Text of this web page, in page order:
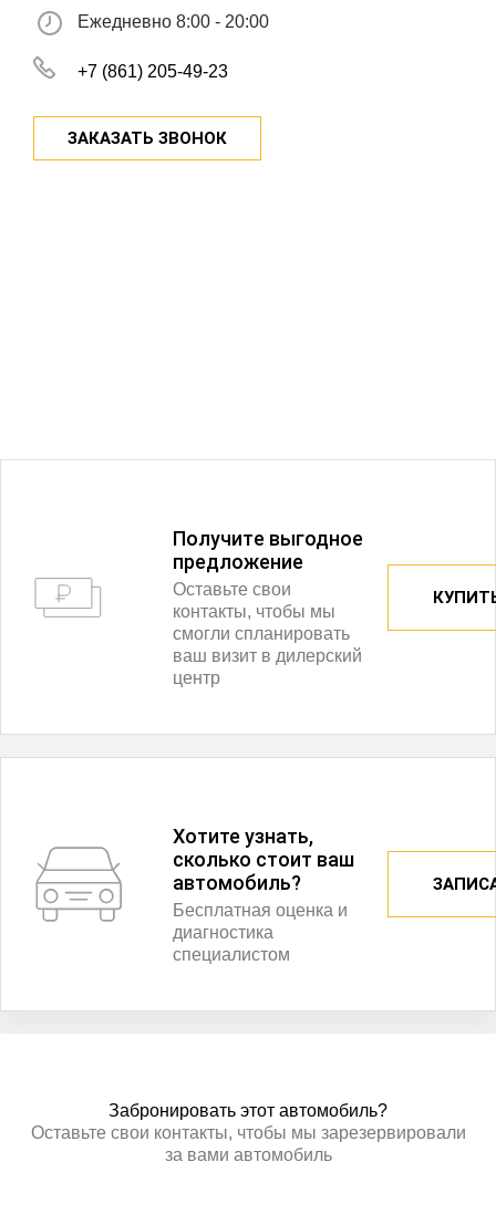
Ежедневно 8:00 - 20:00
+7 (861) 205-49-23
ЗАКАЗАТЬ ЗВОНОК
Получитe выгодное
предложение
Оставьте свои
контакты, чтобы мы
смогли спланировать
ваш визит в дилерский
центр
Хотите узнать,
сколько стоит ваш
автомобиль?
Бесплатная оценка и
диагностика
специалистом
Забронировать этот автомобиль?
Оставьте свои контакты, чтобы мы зарезервировали
за вами автомобиль